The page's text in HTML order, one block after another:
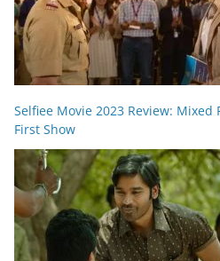
Selfiee Movie 2023 Review: Mixed
First Show